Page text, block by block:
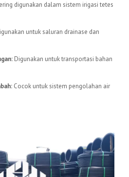
digunakan dalam sistem irigasi tetes
untuk saluran drainase dan
Digunakan untuk transportasi bahan
Cocok untuk sistem pengolahan air